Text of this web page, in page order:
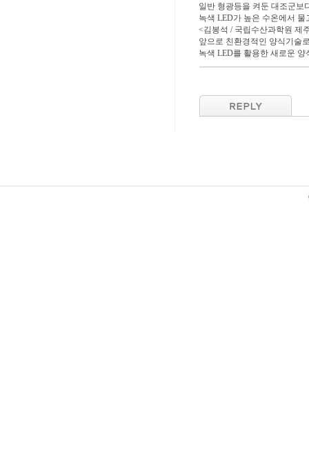
일반 형광등을 켜둔 대조군보
녹색 LED가 높은 수온에서
<김봉석 / 국립수산과학원 제
앞으로 친환경적인 양식기술
녹색 LED를 활용한 새로운